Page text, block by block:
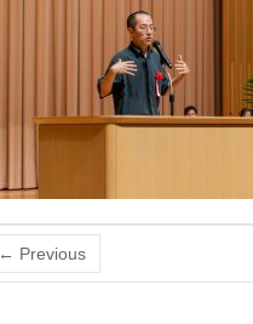
← Previous